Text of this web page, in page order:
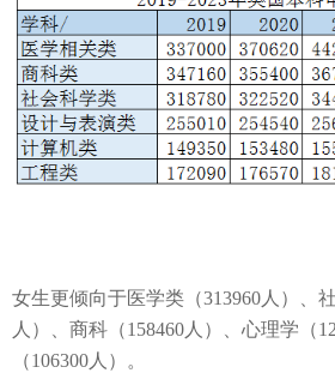
女生更倾向于医学类（313960 人）、
人）、商科（158460 人）、心理学（
（106300 人）。